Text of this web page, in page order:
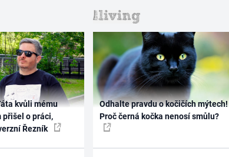
kvůli mému
přišel o práci,
Řezník
Odhalte pravdu o kočičích mýtech!
Proč černá kočka nenosí smůlu?